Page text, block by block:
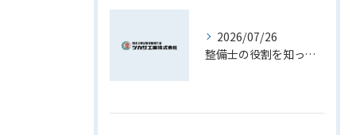
2026/07/26
整備士の役割を知って長野県で理想のキャリアを築くための実践ガイド